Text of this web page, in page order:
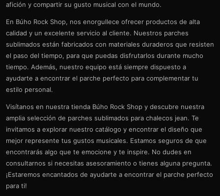
afición y compartir su gusto musical con el mundo.
En Búho Rock Shop, nos enorgullece ofrecer productos de alta
calidad y un excelente servicio al cliente. Nuestros parches
sublimados están fabricados con materiales duraderos que resisten
el paso del tiempo, para que puedas disfrutarlos durante mucho
tiempo. Además, nuestro equipo está siempre dispuesto a
ayudarte a encontrar el parche perfecto para complementar tu
estilo personal.
Visítanos en nuestra tienda Búho Rock Shop y descubre nuestra
amplia selección de parches sublimados para chalecos jean. Te
invitamos a explorar nuestro catálogo y encontrar el diseño que
mejor represente tus gustos musicales. Estamos seguros de que
encontrarás algo que te emocione y te inspire. No dudes en
consultarnos si necesitas asesoramiento o tienes alguna pregunta.
¡Estaremos encantados de ayudarte a encontrar el parche perfecto
para ti!